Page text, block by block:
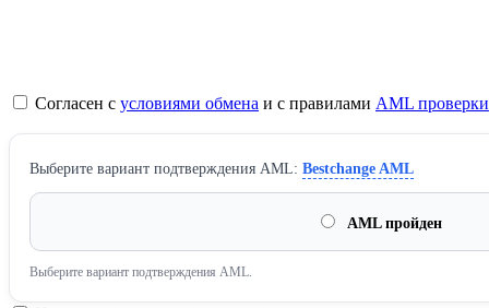
Согласен с условиями обмена и с правилами AML проверки
Выберите вариант подтверждения AML: Bestchange AML
AML пройден
Выберите вариант подтверждения AML.